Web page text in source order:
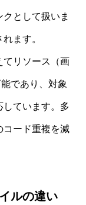
として扱いま
ます。
てリソース（画
であり、対象
ています。多
コード重複を減
ルの違い